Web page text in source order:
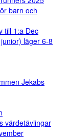
barn och
till 1:a Dec
läger 6-8
Jekabs
värdetävlingar